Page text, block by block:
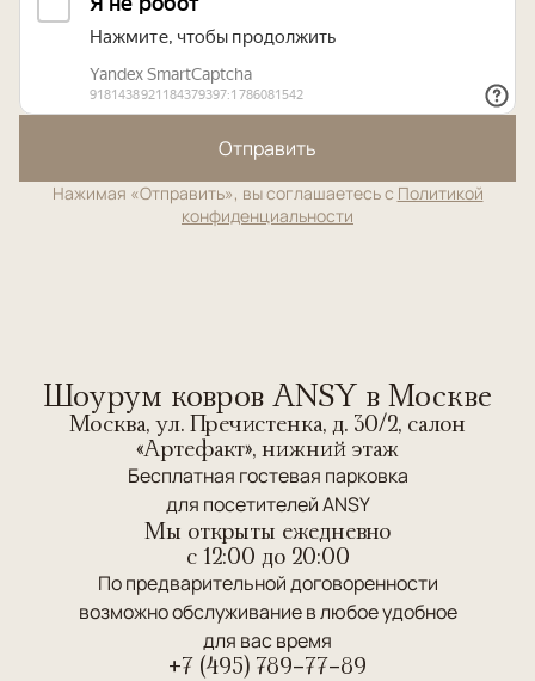
Отправить
Нажимая «Отправить», вы соглашаетесь с Политикой
конфиденциальности
Шоурум ковров ANSY в Москве
Москва, ул. Пречистенка, д. 30/2, салон
«Артефакт», нижний этаж
Бесплатная гостевая парковка
для посетителей ANSY
Мы открыты ежедневно
c 12:00 до 20:00
По предварительной договоренности
возможно обслуживание в любое удобное
для вас время
+7 (495) 789-77-89